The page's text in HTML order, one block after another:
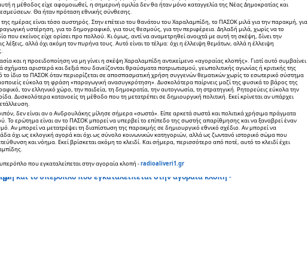
η μέθοδος είχε αφομοιωθεί, η σημερινή ομιλία δεν θα ήταν μόνο καταγγελία της Νέας Δημοκρατίας και
Θα ήταν πρόταση εθνικής σύνθεσης.
ημέρας είναι τόσο αυστηρός. Στην επέτειο του θανάτου του Χαραλαμπίδη, το ΠΑΣΟΚ μιλά για την παρακμή, για
υστέρηση, για το δημογραφικό, για τους θεσμούς, για την περιφέρεια. Δηλαδή μιλά, χωρίς να το
που εκείνος είχε ορίσει προ πολλού. Κι όμως, αντί να αναμετρηθεί ανοιχτά με αυτή τη σκέψη, δίνει την
λέξεις, αλλά όχι ακόμη τον πυρήνα τους. Αυτό είναι το τέλμα: όχι η έλλειψη θεμάτων, αλλά η έλλειψη
και η προειδοποίηση να μη γίνει η σκέψη Χαραλαμπίδη αντικείμενο «αγοραίας κλοπής». Γιατί αυτό συμβαίνει
αριστερά και δεξιά που δανείζονται θραύσματα πατριωτισμού, γεωπολιτικής αγωνίας ή κριτικής της
ίδιο το ΠΑΣΟΚ όταν περιορίζεται σε αποσπασματική χρήση συγγενών θεματικών χωρίς το εσωτερικό σύστημα
εύκολα τη φράση «παραγωγική ανασυγκρότηση». Δυσκολότερα παίρνεις μαζί της φυσικά το βάρος της
τον ελληνικό χώρο, την παιδεία, τη δημοκρατία, την αυτογνωσία, τη στρατηγική. Ρητορεύεις εύκολα την
Δυσκολότερα κατανοείς τη μέθοδο που τη μετατρέπει σε δημιουργική πολιτική. Εκεί κρίνεται αν υπάρχει
δεν είναι αν ο Ανδρουλάκης μίλησε σήμερα «σωστά». Είπε αρκετά σωστά και πολιτικά χρήσιμα πράγματα
Το ερώτημα είναι αν το ΠΑΣΟΚ μπορεί να υπερβεί το επίπεδο της σωστής απαρίθμησης και να ξαναβρεί έναν
Αν μπορεί να μετατρέψει τη διαπίστωση της παρακμής σε δημιουργικό εθνικό σχέδιο. Αν μπορεί να
όχι ως εκλογική αγορά και όχι ως σύνολο κοινωνικών κατηγοριών, αλλά ως ζωντανό ιστορικό σώμα που
και νόημα. Εκεί βρίσκεται ακόμη το κλειδί. Και σήμερα, περισσότερο από ποτέ, αυτό το κλειδί έχει
που εγκαταλείπεται στην αγοραία κλοπή -radioaliveri1.gr